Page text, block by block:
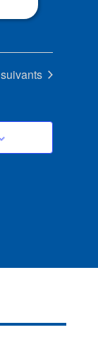
Évènements
suivants